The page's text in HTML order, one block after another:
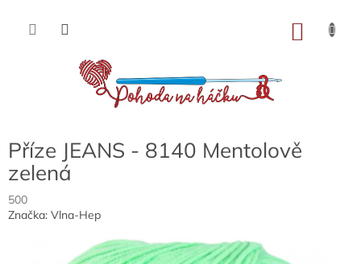
obsah
Příze JEANS - 8140 Mentolově
zelená
500
Značka: Vlna-Hep